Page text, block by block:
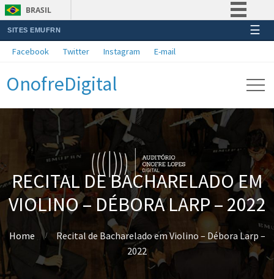
BRASIL
Simplifique!
Acesso à informação
Legislação
Canais
SITES EMUFRN ☰
Facebook Twitter Instagram E-mail
OnofreDigital
RECITAL DE BACHARELADO EM
VIOLINO – DÉBORA LARP – 2022
Home
Recital de Bacharelado em Violino – Débora Larp –
2022